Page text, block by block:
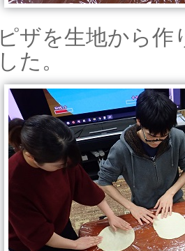
ピザを生地から作
した。